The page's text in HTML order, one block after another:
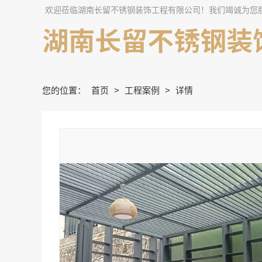
欢迎莅临湖南长留不锈钢装饰工程有限公司！我们竭诚为您
您的位置： 首页 > 工程案例 > 详情